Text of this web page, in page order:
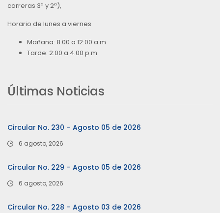
carreras 3ª y 2ª),
Horario de lunes a viernes
Mañana: 8:00 a 12:00 a.m.
Tarde: 2:00 a 4:00 p.m
Últimas Noticias
Circular No. 230 – Agosto 05 de 2026
6 agosto, 2026
Circular No. 229 – Agosto 05 de 2026
6 agosto, 2026
Circular No. 228 – Agosto 03 de 2026